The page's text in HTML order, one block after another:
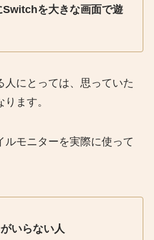
Switchを大きな画面で遊
人にとっては、思っていた
ます。
ルモニターを実際に使って
いらない人